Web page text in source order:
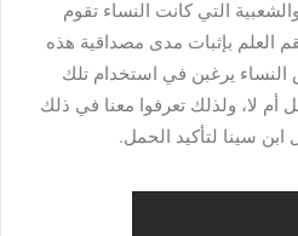
التي كانت النساء تقوم
العلم بإثبات مدى مصداقية هذه
النساء يرغبن في استخدام تلك
لا، ولذلك تعرفوا معنا في ذلك
سينا لتأكيد الحمل.